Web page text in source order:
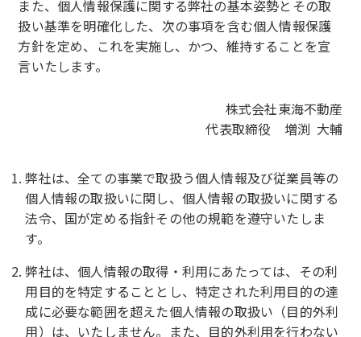
また、個人情報保護に関する弊社の基本姿勢とその取
扱い基準を明確化した、次の事項を含む個人情報保護
方針を定め、これを実施し、かつ、維持することを宣
言いたします。
株式会社東海不動産
代表取締役 増渕 大輔
弊社は、全ての事業で取扱う個人情報及び従業員等の
個人情報の取扱いに関し、個人情報の取扱いに関する
法令、国が定める指針その他の規範を遵守いたしま
す。
弊社は、個人情報の取得・利用にあたっては、その利
用目的を特定することとし、特定された利用目的の達
成に必要な範囲を超えた個人情報の取扱い（目的外利
用）は、いたしません。また、目的外利用を行わない